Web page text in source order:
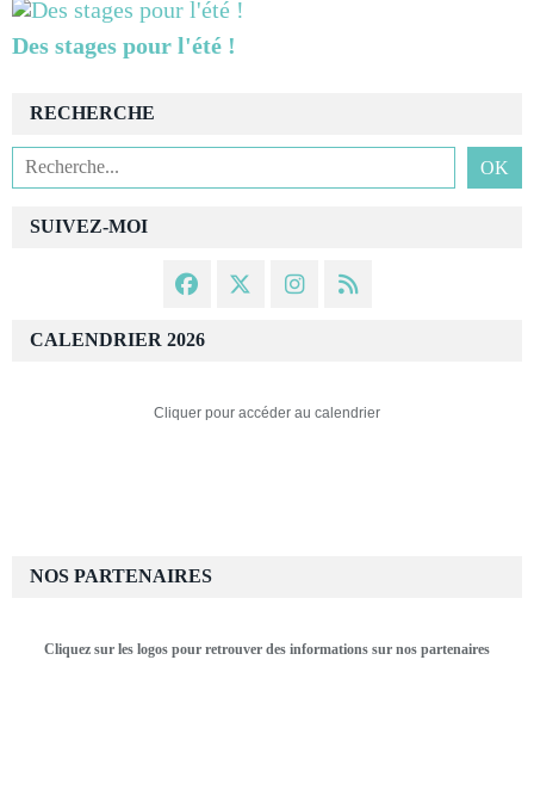
Des stages pour l'été !
SUIVEZ-MOI
RECHERCHE
CALENDRIER 2026
Cliquer pour accéder au calendrier
NOS PARTENAIRES
Cliquez sur les logos pour retrouver des informations sur nos partenaires